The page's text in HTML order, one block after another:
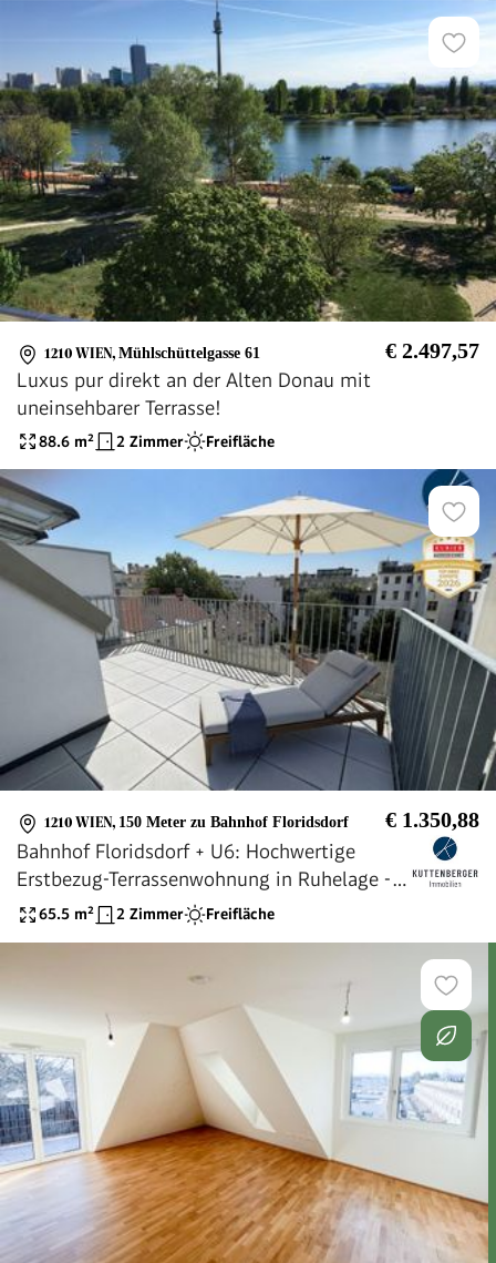
1210 WIEN, Mühlschüttelgasse 61 € 2.497,57
Luxus pur direkt an der Alten Donau mit
uneinsehbarer Terrasse!
88.6 m² 2 Zimmer Freifläche
1210 WIEN, 150 Meter zu Bahnhof Floridsdorf € 1.350,88
Bahnhof Floridsdorf + U6: Hochwertige
Erstbezug-Terrassenwohnung in Ruhelage -
inkl. Tiefgaragenplatz!
65.5 m² 2 Zimmer Freifläche